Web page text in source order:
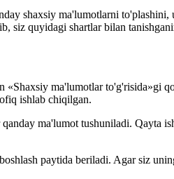
shaxsiy ma'lumotlarni to'plashini,
siz quyidagi shartlar bilan
ma'lumotlar to'g'risida»gi
ishlab chiqilgan.
ma'lumot tushuniladi. Qayta
paytida beriladi. Agar siz